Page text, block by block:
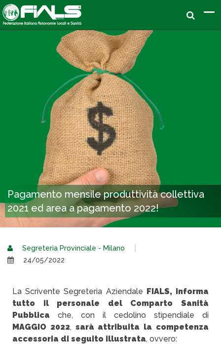
Pagamento mensile produttività collettiva
2021 ed area a pagamento 2022!
Segreteria Provinciale - Milano
24/05/2022
La Scrivente Segreteria Aziendale FIALS, informa
tutto il personale del Comparto Sanità
Pubblica che, con il cedolino stipendiale di
MAGGIO 2022, sarà attribuita la competenza
accessoria di seguito illustrata, ovvero: